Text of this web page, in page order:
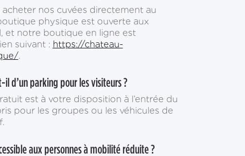
acheter nos cuvées directement au
physique est ouverte aux
et notre boutique en ligne est
suivant : https://chateau-
.
il d’un parking pour les visiteurs ?
est à votre disposition à l’entrée du
pour les groupes ou les véhicules de
aux personnes à mobilité réduite ?